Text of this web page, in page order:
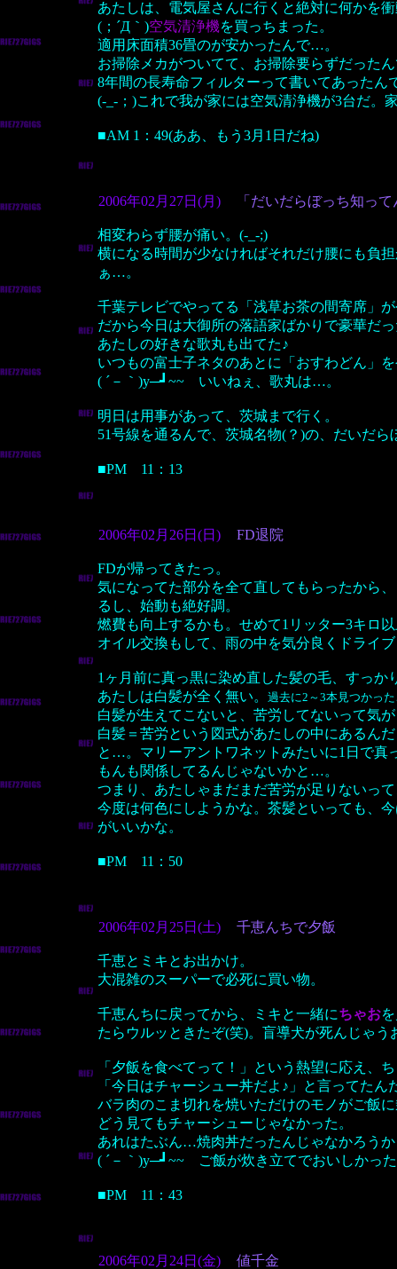
あたしは、電気屋さんに行くと絶対に何かを
(；´Д｀)空気清浄機を買っちまった。
適用床面積36畳のが安かったんで…。
お掃除メカがついてて、お掃除要らずだった
8年間の長寿命フィルターって書いてあったん
(-_-；)これで我が家には空気清浄機が3台だ。
■AM 1：49(ああ、もう3月1日だね)
2006年02月27日(月) 「だいだらぼっち知って
相変わらず腰が痛い。(-_-;)
横になる時間が少なければそれだけ腰にも負
ぁ…。
千葉テレビでやってる「浅草お茶の間寄席」
だから今日は大御所の落語家ばかりで豪華だ
あたしの好きな歌丸も出てた♪
いつもの富士子ネタのあとに「おすわどん」
( ´－｀)y─┛~~ いいねぇ、歌丸は…。
明日は用事があって、茨城まで行く。
51号線を通るんで、茨城名物(？)の、だいだら
■PM 11：13
2006年02月26日(日) FD退院
FDが帰ってきたっ。
気になってた部分を全て直してもらったから
るし、始動も絶好調。
燃費も向上するかも。せめて1リッター3キロ
オイル交換もして、雨の中を気分良くドライ
1ヶ月前に真っ黒に染め直した髪の毛、すっか
あたしは白髪が全く無い。 過去に2～3本見つかっ
白髪が生えてこないと、苦労してないって気
白髪＝苦労という図式があたしの中にあるん
と…。マリーアントワネットみたいに1日で真
もんも関係してるんじゃないかと…。
つまり、あたしゃまだまだ苦労が足りないっ
今度は何色にしようかな。茶髪といっても、
がいいかな。
■PM 11：50
2006年02月25日(土) 千恵んちで夕飯
千恵とミキとお出かけ。
大混雑のスーパーで必死に買い物。
千恵んちに戻ってから、ミキと一緒にちゃお
たらウルッときたぞ(笑)。盲導犬が死んじゃ
「夕飯を食べてって！」という熱望に応え、
「今日はチャーシュー丼だよ♪」と言ってた
バラ肉のこま切れを焼いただけのモノがご飯
どう見てもチャーシューじゃなかった。
あれはたぶん…焼肉丼だったんじゃなかろう
( ´－｀)y─┛~~ ご飯が炊き立てでおいしかっ
■PM 11：43
2006年02月24日(金) 値千金